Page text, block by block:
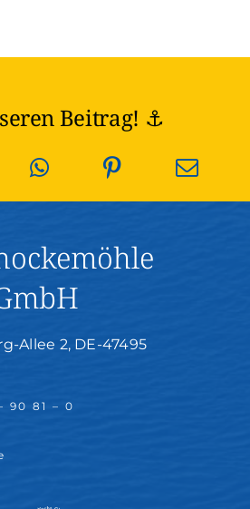
Beitrag! ⚓️
Allee 2, DE-47495
90 81 – 0